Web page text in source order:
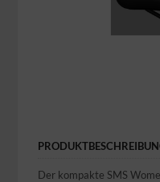
Der kompakte SMS